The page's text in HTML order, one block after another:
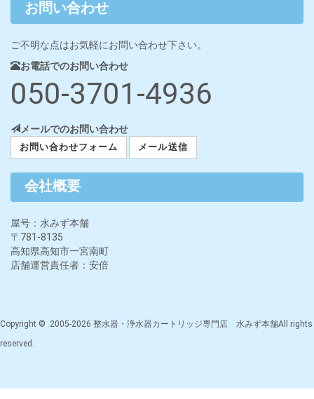
お問い合わせ
ご不明な点はお気軽にお問い合わせ下さい。
お電話でのお問い合わせ
050-3701-4936
メールでのお問い合わせ
お問い合わせフォーム メール送信
会社概要
屋号：水みず本舗
〒781-8135
高知県高知市一宮南町
店舗運営責任者：安倍
Copyright © 2005-2026 整水器・浄水器カートリッジ専門店 水みず本舗All rights
reserved.